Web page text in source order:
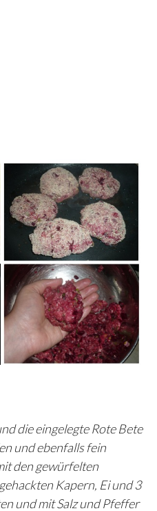
die eingelegte Rote Bete
und ebenfalls fein
den gewürfelten
Kapern, Ei und 3
und mit Salz und Pfeffer